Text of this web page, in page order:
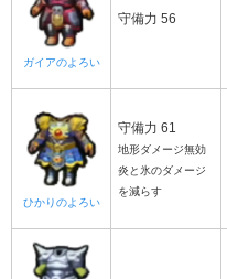
ガイアのよろい
守備力 56
ひかりのよろい
守備力 61
地形ダメージ無効
炎と氷のダメージ
を減らす